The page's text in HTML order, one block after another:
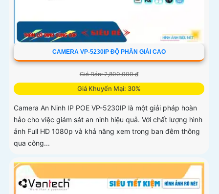
CAMERA VP-5230IP ĐỘ PHÂN GIẢI CAO
Giá Bán: 2,800,000 ₫
Giá Khuyến Mại: 30%
Camera An Ninh IP POE VP-5230IP là một giải pháp hoàn
hảo cho việc giám sát an ninh hiệu quả. Với chất lượng hình
ảnh Full HD 1080p và khả năng xem trong ban đêm thông
qua công...